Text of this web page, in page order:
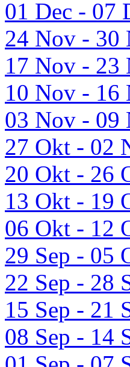
01 Dec - 07
24 Nov - 30
17 Nov - 23
10 Nov - 16
03 Nov - 09
27 Okt - 02
20 Okt - 26
13 Okt - 19
06 Okt - 12
29 Sep - 05
22 Sep - 28
15 Sep - 21
08 Sep - 14